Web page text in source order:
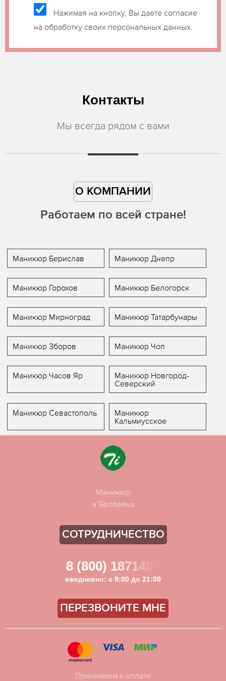
Нажимая на кнопку, Вы даете согласие
на обработку своих персональных данных.
Контакты
Мы всегда рядом с вами
О КОМПАНИИ
Работаем по всей стране!
Маникюр Берислав Маникюр Днепр
Маникюр Горохов Маникюр Белогорск
Маникюр Мирноград Маникюр Татарбунары
Маникюр Зборов Маникюр Чоп
Маникюр Часов Яр
Маникюр Новгород-
Северский
Маникюр Севастополь
Маникюр
Кальмиусское
Маникюр
в Беляевка
СОТРУДНИЧЕСТВО
8 (800) 1871481
ежедневно: с 9:00 до 21:00
ПЕРЕЗВОНИТЕ МНЕ
Принимаем к оплате